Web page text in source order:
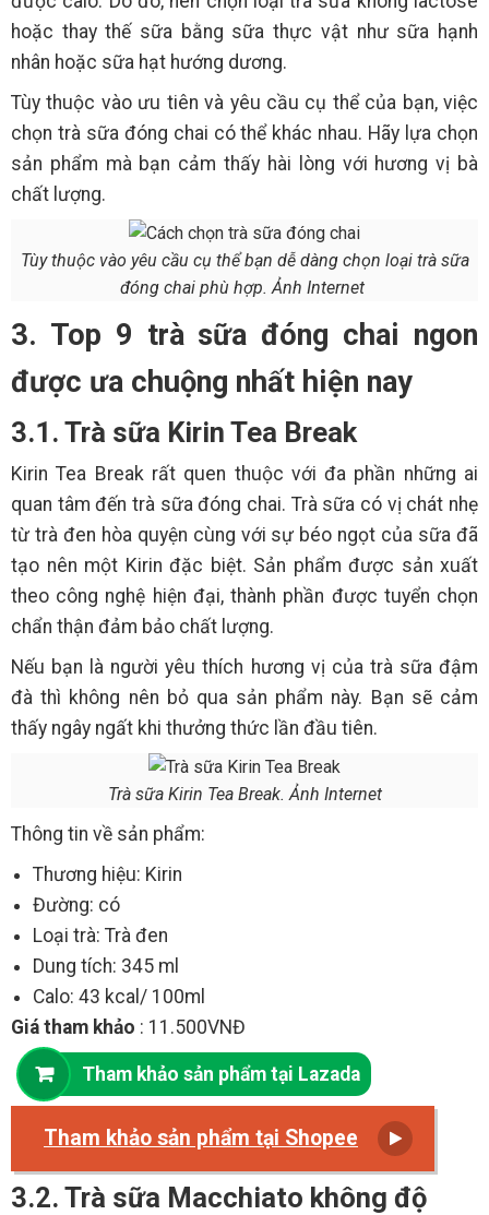
hoặc thay thế sữa bằng sữa thực vật như sữa hạnh
nhân hoặc sữa hạt hướng dương.
Tùy thuộc vào ưu tiên và yêu cầu cụ thể của bạn, việc
chọn trà sữa đóng chai có thể khác nhau. Hãy lựa chọn
sản phẩm mà bạn cảm thấy hài lòng với hương vị bà
chất lượng.
Tùy thuộc vào yêu cầu cụ thể bạn dễ dàng chọn loại trà sữa
đóng chai phù hợp. Ảnh Internet
3. Top 9 trà sữa đóng chai ngon
được ưa chuộng nhất hiện nay
3.1. Trà sữa Kirin Tea Break
Kirin Tea Break rất quen thuộc với đa phần những ai
quan tâm đến trà sữa đóng chai. Trà sữa có vị chát nhẹ
từ trà đen hòa quyện cùng với sự béo ngọt của sữa đã
tạo nên một Kirin đặc biệt. Sản phẩm được sản xuất
theo công nghệ hiện đại, thành phần được tuyển chọn
chẩn thận đảm bảo chất lượng.
Nếu bạn là người yêu thích hương vị của trà sữa đậm
đà thì không nên bỏ qua sản phẩm này. Bạn sẽ cảm
thấy ngây ngất khi thưởng thức lần đầu tiên.
Trà sữa Kirin Tea Break. Ảnh Internet
Thông tin về sản phẩm:
Thương hiệu: Kirin
Đường: có
Loại trà: Trà đen
Dung tích: 345 ml
Calo: 43 kcal/ 100ml
Giá tham khảo : 11.500VNĐ
Tham khảo sản phẩm tại Lazada
Tham khảo sản phẩm tại Shopee
3.2. Trà sữa Macchiato không độ